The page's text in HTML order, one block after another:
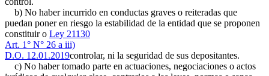
b) No haber incurrido en conductas graves o reiteradas que
puedan poner en riesgo la estabilidad de la entidad que se proponen
constituir o Ley 21130
Art. 1° N° 26 a iii)
D.O. 12.01.2019controlar, ni la seguridad de sus depositantes.
c) No haber tomado parte en actuaciones, negociaciones o actos